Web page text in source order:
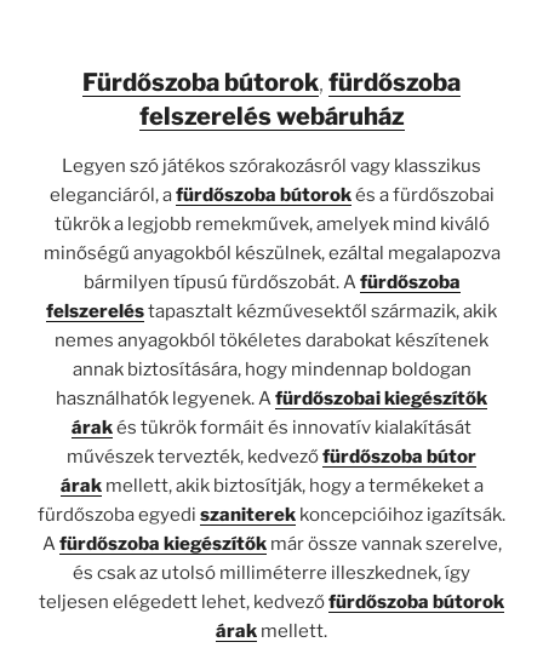
Fürdőszoba bútorok, fürdőszoba
felszerelés webáruház
Legyen szó játékos szórakozásról vagy klasszikus
eleganciáról, afürdőszoba bútorokés a fürdőszobai
tükrök a legjobb remekművek, amelyek mind kiváló
minőségű anyagokból készülnek, ezáltal megalapozva
bármilyen típusú fürdőszobát. Afürdőszoba
felszereléstapasztalt kézművesektől származik, akik
nemes anyagokból tökéletes darabokat készítenek
annak biztosítására, hogy mindennap boldogan
használhatók legyenek. Afürdőszobai kiegészítők
árakés tükrök formáit és innovatív kialakítását
művészek tervezték, kedvezőfürdőszoba bútor
árakmellett, akik biztosítják, hogy a termékeket a
fürdőszoba egyedi szaniterek koncepcióihoz igazítsák.
Afürdőszoba kiegészítőkmár össze vannak szerelve,
és csak az utolsó milliméterre illeszkednek, így
teljesen elégedett lehet, kedvezőfürdőszoba bútorok
árak mellett.